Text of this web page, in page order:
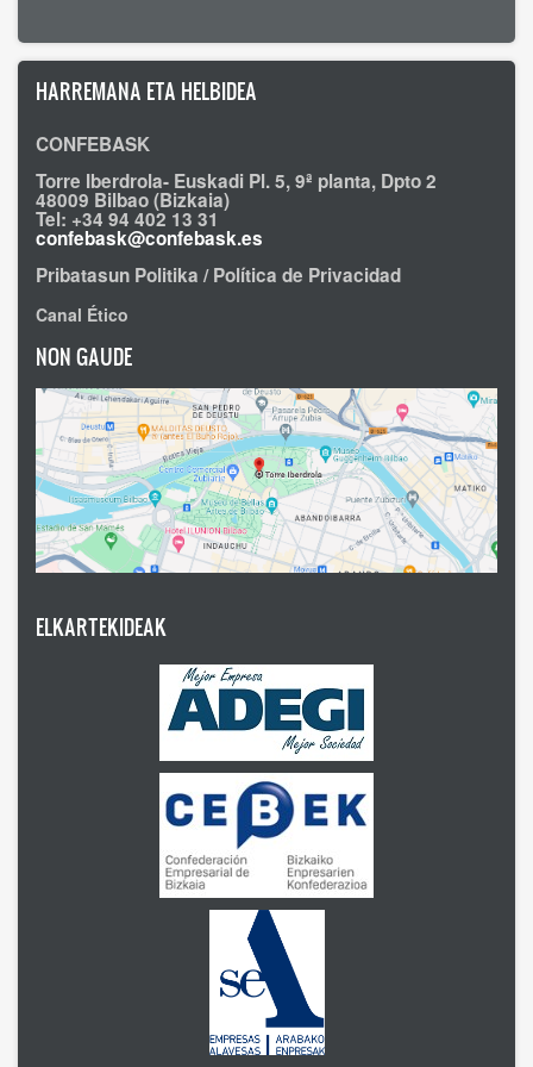
HARREMANA ETA HELBIDEA
CONFEBASK
Torre Iberdrola- Euskadi Pl. 5, 9ª planta, Dpto 2
48009 Bilbao (Bizkaia)
Tel: +34 94 402 13 31
confebask@confebask.es
Pribatasun Politika / Política de Privacidad
Canal Ético
NON GAUDE
ELKARTEKIDEAK